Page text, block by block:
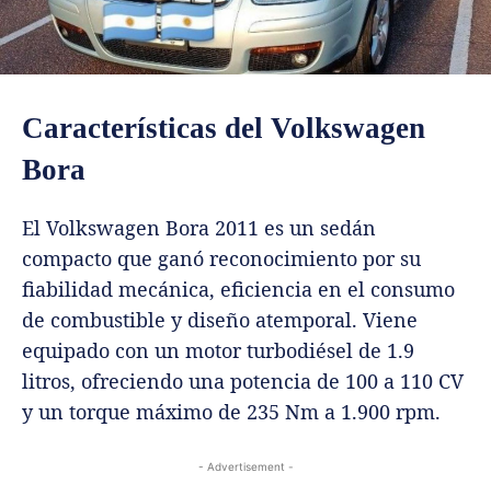
Características del Volkswagen
Bora
El Volkswagen Bora 2011 es un sedán
compacto que ganó reconocimiento por su
fiabilidad mecánica, eficiencia en el consumo
de combustible y diseño atemporal. Viene
equipado con un motor turbodiésel de 1.9
litros, ofreciendo una potencia de 100 a 110 CV
y un torque máximo de 235 Nm a 1.900 rpm.
- Advertisement -